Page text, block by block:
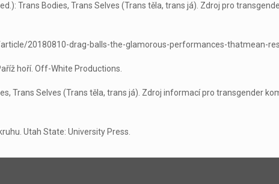
Trans Bodies, Trans Selves (Trans těla, trans já). Zdroj pro
20180810-drag-balls-the-glamorous-performances-thatmean-
hoří. Off-White Productions.
Trans Selves (Trans těla, trans já). Zdroj informací pro transgender
Utah State: University Press.